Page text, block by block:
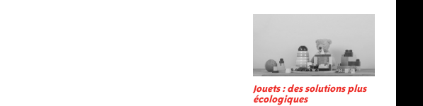
Jouets : des solutions plus
écologiques